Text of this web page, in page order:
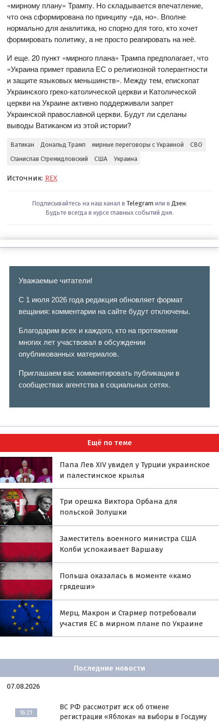
«мирному плану» Трампу. Но складывается впечатление,
что она сформирована по принципу «да, но». Вполне
нормально для аналитика, но спорно для того, кто хочет
формировать политику, а не просто реагировать на неё.
И еще. 20 пункт «мирного плана» Трампа предполагает, что
«Украина примет правила ЕС о религиозной толерантности
и защите языковых меньшинств». Между тем, епископат
Украинского греко-католической церкви и Католической
церкви на Украине активно поддерживали запрет
Украинской православной церкви. Будут ли сделаны
выводы Ватиканом из этой истории?
Ватикан Дональд Трамп мирные переговоры с Украиной
СВО
Станислав Стремидловский
США Украина
Источник: REX
Подписывайтесь на наш канал в Telegram или в Дзен.
Будьте всегда в курсе главных событий дня.
Уважаемые читатели!
С 1 июля 2026 года редакция обновляет формат
вещания: комментарии на сайте будут отключены.
Благодарим всех и каждого, кто на протяжении
многих лет участвовал в обсуждении
опубликованных материалов.
Приглашаем вас комментировать публикации в
сообществах агентства в социальных сетях.
Ещё по теме
Папа Лев XIV увидел у Турции украинское
и палестинское крылья
Три орешка Виктора Орбана для
польской Золушки
Заместитель военного министра США
Колби успокаивает Варшаву
Польша оказалась в моменте «камо
грядеши»
Мерц, Макрон и Стармер потребовали
участия ЕС в мирном плане по Украине
Последние новости
07.08.2026
16:21
ВС РФ рассмотрит иск об отмене
регистрации «Яблока» на выборы в Госдуму